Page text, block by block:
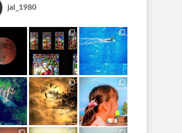
jal_1980